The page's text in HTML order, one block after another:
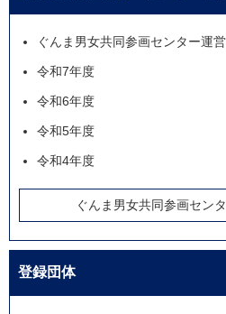
ぐんま男女共同参画センター運
令和7年度
令和6年度
令和5年度
令和4年度
ぐんま男女共同参画セン
登録団体